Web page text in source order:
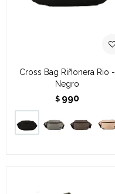
Cross Bag Riñonera Rio -
Negro
$ 990